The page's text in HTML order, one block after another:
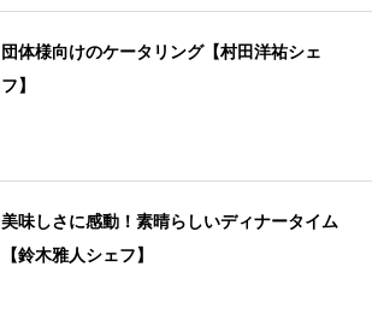
団体様向けのケータリング【村田洋祐シェ
フ】
美味しさに感動！素晴らしいディナータイム
【鈴木雅人シェフ】